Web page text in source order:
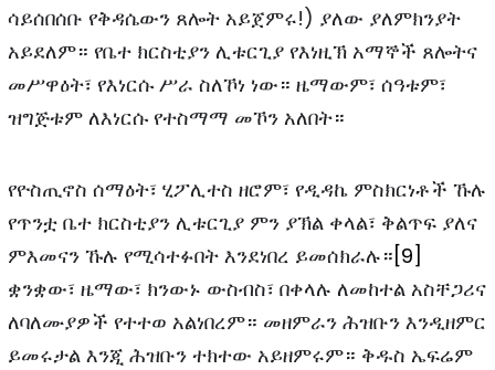
ሳይሰበሰቡ የቅዳሴውን ጸሎት አይጀምሩ!) ያለው ያለምክንያት
አይደለም። የቤተ ክርስቲያን ሊቱርጊያ የእነዚኽ አማኞች ጸሎትና
መሥዋዕት፣ የእነርሱ ሥራ ስለኾነ ነው። ዜማውም፣ ሰዓቱም፣
ዝግጅቱም ለእነርሱ የተስማማ መኾን አለበት።
የዮስጢኖስ ሰማዕት፣ ሂፖሊተስ ዘሮም፣ የዲዳኬ ምስክርነቶች ኹሉ
የጥንቷ ቤተ ክርስቲያን ሊቱርጊያ ምን ያኽል ቀላል፣ ቅልጥፍ ያለና
ምእመናን ኹሉ የሚሳተፉበት እንደነበረ ይመሰክራሉ።[9]
ቋንቋው፣ ዜማው፣ ክንውኑ ውስብስ፣ በቀላሉ ለመከተል አስቸጋሪና
ለባለሙያዎች የተተወ አልነበረም። መዘምራን ሕዝቡን እንዲዘምር
ይመሩታል እንጂ ሕዝቡን ተክተው አይዘምሩም። ቅዱስ ኤፍሬም